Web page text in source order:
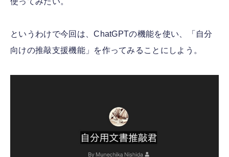
というわけで今回は、ChatGPTの機能を使い、「自分
向けの推敲支援機能」を作ってみることにしよう。